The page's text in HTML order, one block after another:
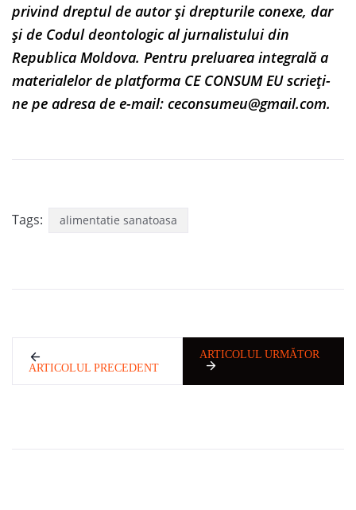
privind dreptul de autor și drepturile conexe, dar
și de Codul deontologic al jurnalistului din
Republica Moldova. Pentru preluarea integrală a
materialelor de platforma CE CONSUM EU scrieți-
ne pe adresa de e-mail: ceconsumeu@gmail.com.
Tags: alimentatie sanatoasa
ARTICOLUL PRECEDENT
ARTICOLUL URMĂTOR